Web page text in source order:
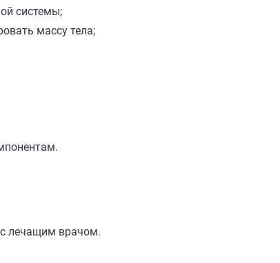
системы;
массу тела;
лечащим врачом.